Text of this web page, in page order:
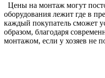
Цены на монтаж могут
оборудования лежит где в
каждый покупатель сможет
образом, благодаря
монтажом, если у хозяев не